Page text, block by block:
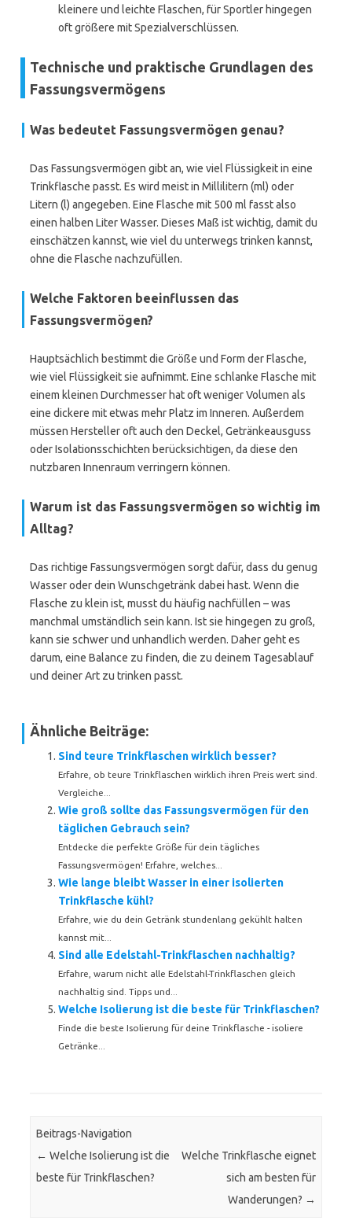
kleinere und leichte Flaschen, für Sportler hingegen
oft größere mit Spezialverschlüssen.
Technische und praktische Grundlagen des
Fassungsvermögens
Was bedeutet Fassungsvermögen genau?
Das Fassungsvermögen gibt an, wie viel Flüssigkeit in eine
Trinkflasche passt. Es wird meist in Millilitern (ml) oder
Litern (l) angegeben. Eine Flasche mit 500 ml fasst also
einen halben Liter Wasser. Dieses Maß ist wichtig, damit du
einschätzen kannst, wie viel du unterwegs trinken kannst,
ohne die Flasche nachzufüllen.
Welche Faktoren beeinflussen das
Fassungsvermögen?
Hauptsächlich bestimmt die Größe und Form der Flasche,
wie viel Flüssigkeit sie aufnimmt. Eine schlanke Flasche mit
einem kleinen Durchmesser hat oft weniger Volumen als
eine dickere mit etwas mehr Platz im Inneren. Außerdem
müssen Hersteller oft auch den Deckel, Getränkeausguss
oder Isolationsschichten berücksichtigen, da diese den
nutzbaren Innenraum verringern können.
Warum ist das Fassungsvermögen so wichtig im
Alltag?
Das richtige Fassungsvermögen sorgt dafür, dass du genug
Wasser oder dein Wunschgetränk dabei hast. Wenn die
Flasche zu klein ist, musst du häufig nachfüllen – was
manchmal umständlich sein kann. Ist sie hingegen zu groß,
kann sie schwer und unhandlich werden. Daher geht es
darum, eine Balance zu finden, die zu deinem Tagesablauf
und deiner Art zu trinken passt.
Ähnliche Beiträge:
Sind teure Trinkflaschen wirklich besser?
Erfahre, ob teure Trinkflaschen wirklich ihren Preis wert sind.
Vergleiche...
Wie groß sollte das Fassungsvermögen für den
täglichen Gebrauch sein?
Entdecke die perfekte Größe für dein tägliches
Fassungsvermögen! Erfahre, welches...
Wie lange bleibt Wasser in einer isolierten
Trinkflasche kühl?
Erfahre, wie du dein Getränk stundenlang gekühlt halten
kannst mit...
Sind alle Edelstahl-Trinkflaschen nachhaltig?
Erfahre, warum nicht alle Edelstahl-Trinkflaschen gleich
nachhaltig sind. Tipps und...
Welche Isolierung ist die beste für Trinkflaschen?
Finde die beste Isolierung für deine Trinkflasche - isoliere
Getränke...
Beitrags-Navigation
← Welche Isolierung ist die
beste für Trinkflaschen?
Welche Trinkflasche eignet
sich am besten für
Wanderungen? →